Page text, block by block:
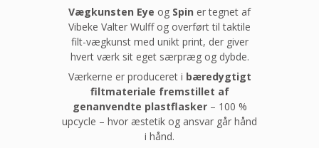
Vægkunsten Eye og Spin er tegnet af
Vibeke Valter Wulff og overført til taktile
filt-vægkunst med unikt print, der giver
hvert værk sit eget særpræg og dybde.
Værkerne er produceret i bæredygtigt
filtmateriale fremstillet af
genanvendte plastflasker– 100 %
upcycle – hvor æstetik og ansvar går hånd
i hånd.